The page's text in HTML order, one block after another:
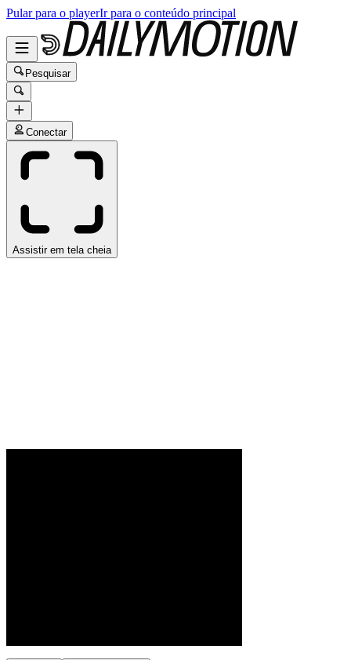
Pular para o playerIr para o conteúdo principal
Pesquisar
Conectar
Assistir em tela cheia